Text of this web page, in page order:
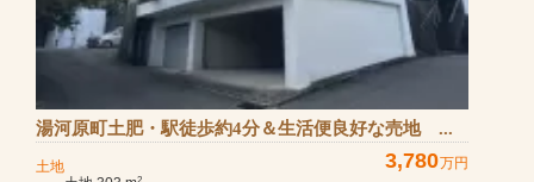
湯河原町土肥・駅徒歩約4分＆生活便良好な売地 ...
土地 3,780万円
2